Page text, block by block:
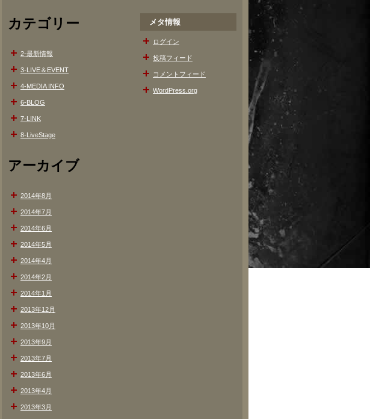
カテゴリー
2-最新情報
3-LIVE＆EVENT
4-MEDIA INFO
6-BLOG
7-LINK
8-LiveStage
アーカイブ
2014年8月
2014年7月
2014年6月
2014年5月
2014年4月
2014年2月
2014年1月
2013年12月
2013年10月
2013年9月
2013年7月
2013年6月
2013年4月
2013年3月
メタ情報
ログイン
投稿フィード
コメントフィード
WordPress.org